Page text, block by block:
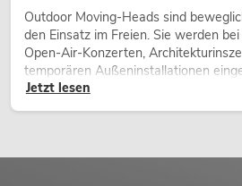
Outdoor Moving-Heads sind
den Einsatz im Freien. Sie werden
Open-Air-Konzerten,
temporären Außeninstallationen
Jetzt lesen